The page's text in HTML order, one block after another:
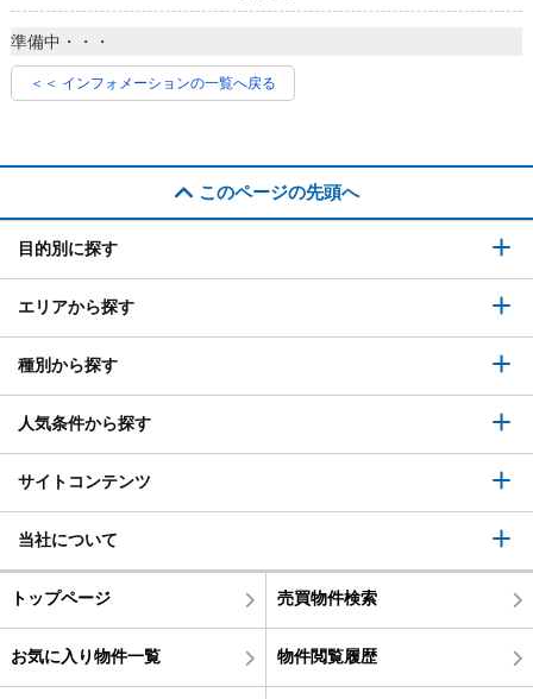
準備中・・・
＜＜ インフォメーションの一覧へ戻る
このページの先頭へ
目的別に探す
エリアから探す
種別から探す
人気条件から探す
サイトコンテンツ
当社について
トップページ 売買物件検索
お気に入り物件一覧 物件閲覧履歴